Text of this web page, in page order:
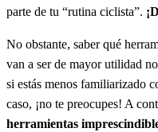
parte de tu “rutina ciclista”.
No obstante, saber qué
van a ser de mayor utilidad
si estás menos familiarizado
caso, ¡no te preocupes! A
herramientas